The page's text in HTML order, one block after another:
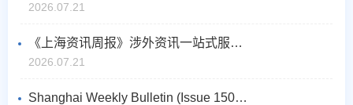
2026.07.21
《上海资讯周报》涉外资讯一站式服务（2026年7月第3期，总第151期）
2026.07.21
Shanghai Weekly Bulletin (Issue 150 No.2, July 2026)